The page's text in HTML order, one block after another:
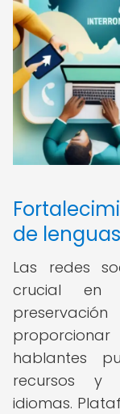
de
Las redes
crucial en
hablantes
recursos y
idiomas.